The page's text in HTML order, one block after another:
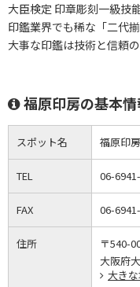
大臣検定 印章彫刻一級技
印鑑業界でも稀な「二代
大事な印鑑は技術と信頼
福原印房の基本
スポット名 福原印房
TEL 06-
FAX 06-
住所
〒540-
大阪府
大き